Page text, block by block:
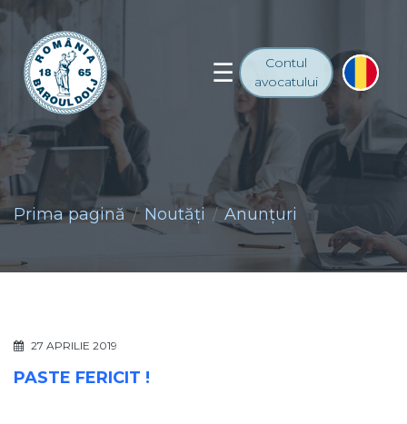
Contul
avocatului
Prima pagină Noutăţi Anunţuri
27 APRILIE 2019
PASTE FERICIT !